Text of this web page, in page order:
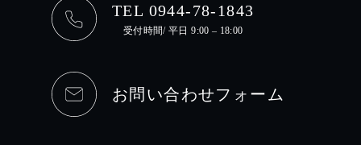
TEL 0944-78-1843
受付時間/ 平日 9:00 – 18:00
お問い合わせフォーム